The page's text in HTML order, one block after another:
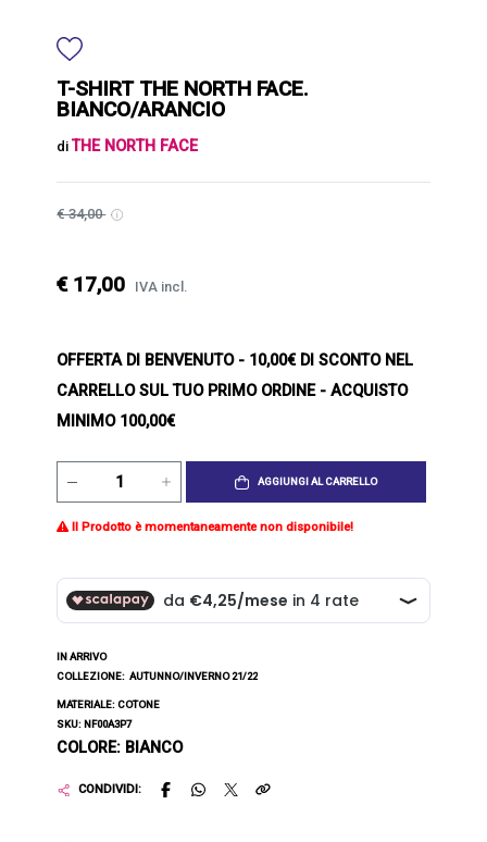
T-SHIRT THE NORTH FACE.
BIANCO/ARANCIO
diTHE NORTH FACE
€ 34,00
€ 17,00 IVA incl.
OFFERTA DI BENVENUTO- 10,00€ DI SCONTO NEL
CARRELLO SUL TUO PRIMO ORDINE - ACQUISTO
MINIMO 100,00€
AGGIUNGI AL CARRELLO
Il Prodotto è momentaneamente non disponibile!
IN ARRIVO
COLLEZIONE: AUTUNNO/INVERNO 21/22
MATERIALE: COTONE
SKU: NF00A3P7
COLORE: BIANCO
CONDIVIDI: